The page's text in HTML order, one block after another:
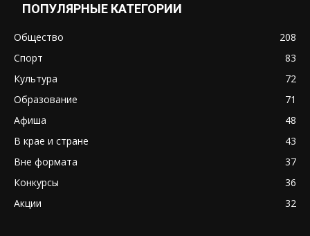
ПОПУЛЯРНЫЕ КАТЕГОРИИ
Общество
208
Спорт
83
Культура
72
Образование
71
Афиша
48
В крае и стране
43
Вне формата
37
Конкурсы
36
Акции
32